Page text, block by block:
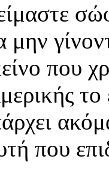
μην
που
που